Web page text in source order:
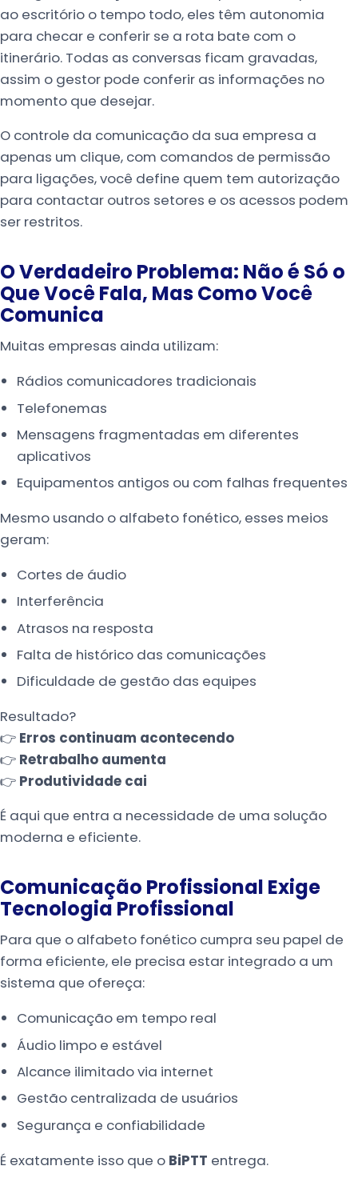
ao escritório o tempo todo, eles têm autonomia
para checar e conferir se a rota bate com o
itinerário. Todas as conversas ficam gravadas,
assim o gestor pode conferir as informações no
momento que desejar.
O controle da comunicação da sua empresa a
apenas um clique, com comandos de permissão
para ligações, você define quem tem autorização
para contactar outros setores e os acessos podem
ser restritos.
O Verdadeiro Problema: Não é Só o
Que Você Fala, Mas Como Você
Comunica
Muitas empresas ainda utilizam:
Rádios comunicadores tradicionais
Telefonemas
Mensagens fragmentadas em diferentes
aplicativos
Equipamentos antigos ou com falhas frequentes
Mesmo usando o alfabeto fonético, esses meios
geram:
Cortes de áudio
Interferência
Atrasos na resposta
Falta de histórico das comunicações
Dificuldade de gestão das equipes
Resultado?
👉 Erros continuam acontecendo
👉 Retrabalho aumenta
👉 Produtividade cai
É aqui que entra a necessidade de uma solução
moderna e eficiente.
Comunicação Profissional Exige
Tecnologia Profissional
Para que o alfabeto fonético cumpra seu papel de
forma eficiente, ele precisa estar integrado a um
sistema que ofereça:
Comunicação em tempo real
Áudio limpo e estável
Alcance ilimitado via internet
Gestão centralizada de usuários
Segurança e confiabilidade
É exatamente isso que o BiPTT entrega.